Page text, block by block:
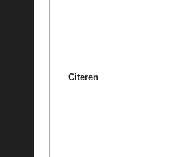
Citeren